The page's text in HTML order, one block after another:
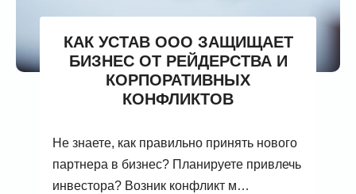
КАК УСТАВ ООО ЗАЩИЩАЕТ
БИЗНЕС ОТ РЕЙДЕРСТВА И
КОРПОРАТИВНЫХ
КОНФЛИКТОВ
Не знаете, как правильно принять нового
партнера в бизнес? Планируете привлечь
инвестора? Возник конфликт м…